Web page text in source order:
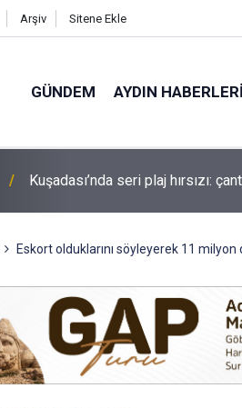
Arşiv Sitene Ekle
GÜNDEM AYDIN HABERLERI
Kuşadası Belediyesi'ne 3. dalga
Eskort olduklarını söyleyerek 11 milyon